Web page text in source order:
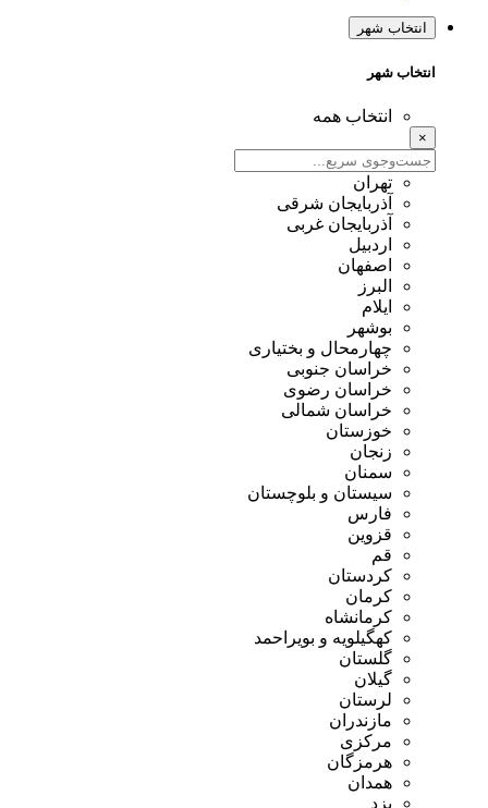
انتخاب شهر
انتخاب شهر
انتخاب همه
تهران
آذربایجان شرقی
آذربایجان غربی
اردبیل
اصفهان
البرز
ایلام
بوشهر
چهارمحال و بختیاری
خراسان جنوبی
خراسان رضوی
خراسان شمالی
خوزستان
زنجان
سمنان
سیستان و بلوچستان
فارس
قزوین
قم
کردستان
کرمان
کرمانشاه
کهگیلویه و بویراحمد
گلستان
گیلان
لرستان
مازندران
مرکزی
هرمزگان
همدان
یزد